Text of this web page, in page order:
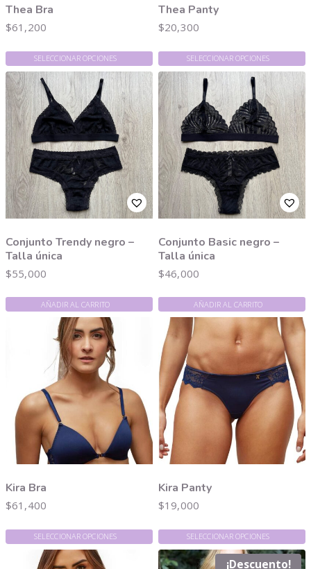
Thea Bra
$61,200
SELECCIONAR OPCIONES
Thea Panty
$20,300
SELECCIONAR OPCIONES
Conjunto Trendy negro –
Talla única
$55,000
AÑADIR AL CARRITO
Conjunto Basic negro –
Talla única
$46,000
AÑADIR AL CARRITO
Kira Bra
$61,400
SELECCIONAR OPCIONES
Kira Panty
$19,000
SELECCIONAR OPCIONES
¡Descuento!